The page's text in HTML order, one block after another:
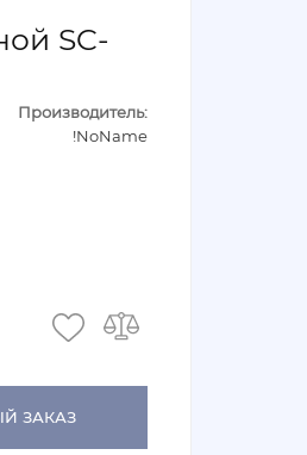
SC-
Производитель:
!NoName
ЗАКАЗ